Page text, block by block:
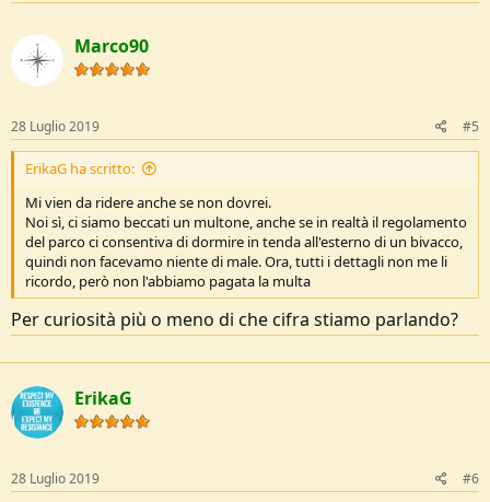
Marco90
28 Luglio 2019 #5
ErikaG ha scritto:
Mi vien da ridere anche se non dovrei.
Noi sì, ci siamo beccati un multone, anche se in realtà il regolamento
del parco ci consentiva di dormire in tenda all'esterno di un bivacco,
quindi non facevamo niente di male. Ora, tutti i dettagli non me li
ricordo, però non l'abbiamo pagata la multa
Per curiosità più o meno di che cifra stiamo parlando?
ErikaG
28 Luglio 2019 #6